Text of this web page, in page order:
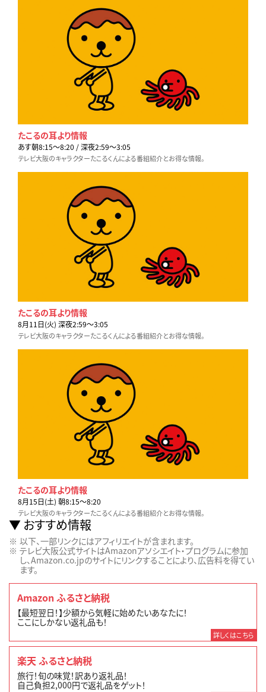
たこるの耳より情報
あす朝8:15〜8:20 / 深夜2:59〜3:05
テレビ大阪のキャラクターたこるくんによる番組紹介とお得な情報。
たこるの耳より情報
8月11日(火) 深夜2:59〜3:05
テレビ大阪のキャラクターたこるくんによる番組紹介とお得な情報。
たこるの耳より情報
8月15日(土) 朝8:15〜8:20
テレビ大阪のキャラクターたこるくんによる番組紹介とお得な情報。
おすすめ情報
以下、一部リンクにはアフィリエイトが含まれます。
テレビ大阪公式サイトはAmazonアソシエイト・プログラムに参加
し、Amazon.co.jpのサイトにリンクすることにより、広告料を得てい
ます。
Amazon ふるさと納税
【最短翌日！】少額から気軽に始めたいあなたに！
ここにしかない返礼品も！
詳しくはこちら
楽天 ふるさと納税
旅行！旬の味覚！訳あり返礼品！
自己負担2,000円で返礼品をゲット！